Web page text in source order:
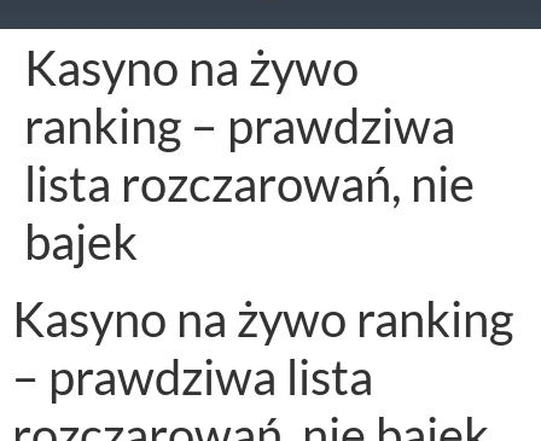
Kasyno na żywo
ranking – prawdziwa
lista rozczarowań, nie
bajek
Kasyno na żywo ranking
– prawdziwa lista